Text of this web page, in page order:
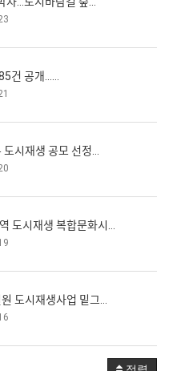
건 공개...…
시재생 공모 선정…
도시재생 복합문화시…
도시재생사업 밑그…